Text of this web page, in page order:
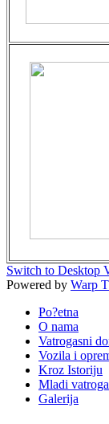
Switch to Desktop
Powered by Warp
Po?etna
O nama
Vatrogasni
Vozila i
Kroz Istoriju
Mladi
Galerija